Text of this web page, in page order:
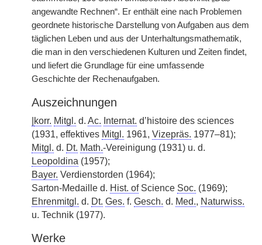
angewandte Rechnen“. Er enthält eine nach Problemen
geordnete historische Darstellung von Aufgaben aus dem
täglichen Leben und aus der Unterhaltungsmathematik,
die man in den verschiedenen Kulturen und Zeiten findet,
und liefert die Grundlage für eine umfassende
Geschichte der Rechenaufgaben.
Auszeichnungen
korr. Mitgl. d. Ac. Internat. d’histoire des sciences
(1931, effektives Mitgl. 1961, Vizepräs. 1977–81);
Mitgl. d. Dt. Math.-Vereinigung (1931) u. d.
Leopoldina (1957);
Bayer. Verdienstorden (1964);
Sarton-Medaille d. Hist. ofScience Soc. (1969);
Ehrenmitgl. d. Dt. Ges. f. Gesch. d. Med., Naturwiss.
u. Technik (1977).
Werke